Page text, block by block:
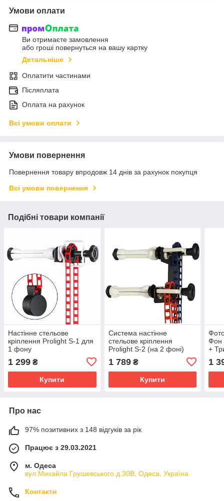
Умови оплати
Ви отримаєте замовлення
або гроші повернуться на вашу картку
Детальніше
Оплатити частинами
Післяплата
Оплата на рахунок
Всі умови оплати
Умови повернення
Повернення товару впродовж 14 днів за рахунок покупця
Всі умови повернення
Подібні товари компанії
Настінне стельове
кріплення Prolight S-1 для
1 фону
1 299 ₴
Купити
Система настінне
стельове кріплення
Prolight S-2 (на 2 фоні)
1 789₴
Купити
Фон
+
1
Про нас
97% позитивних з 148 відгуків за рік
Працює з 29.03.2021
м. Одеса
вул.Михайла Грушевського д.30В, Одеса, Україна
Контакти